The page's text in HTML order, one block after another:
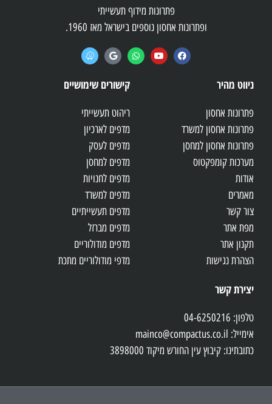
פתרונות מידוף תעשייתי
ופתרונות אחסון נוספים בישראל מאז 1960.
ניווט מהיר
פתרונות אחסון
פתרונות אחסון למשרד
פתרונות אחסון למחסן
מערכות קומפקטוס
אודות
מאמרים
צור קשר
מפת אתר
תקנון אתר
הצהרת נגישות
קישורים שימושיים
ריהוט תעשייתי
מדפים לארכיון
מדפים לעסק
מדפים למחסן
מדפים לחנויות
מדפים למשרד
מדפים תעשייתיים
מדפים מברזל
מדפים מודולוריים
מדפי מודולוריים מתכת
יצירת קשר
טלפון: 04-6250216
אימייל: mainco@compactus.co.il
כתובתינו: קיבוץ עין החורש מיקוד 3898000